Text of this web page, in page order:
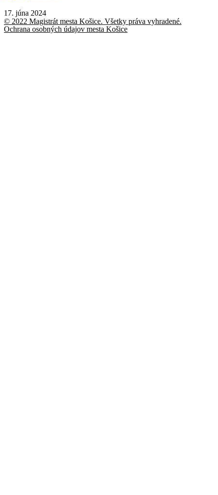
17. júna 2024
© 2022 Magistrát mesta Košice. Všetky práva vyhradené.
Ochrana osobných údajov mesta Košice